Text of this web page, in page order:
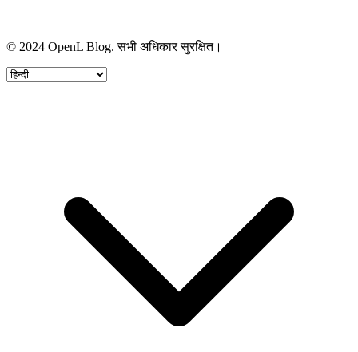
© 2024 OpenL Blog. सभी अधिकार सुरक्षित।